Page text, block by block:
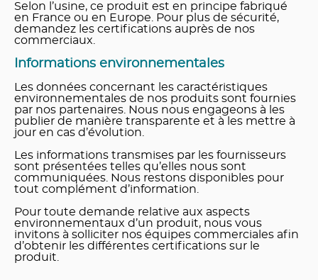
Selon l’usine, ce produit est en principe fabriqué
en France ou en Europe. Pour plus de sécurité,
demandez les certifications auprès de nos
commerciaux.
Informations environnementales
Les données concernant les caractéristiques
environnementales de nos produits sont fournies
par nos partenaires. Nous nous engageons à les
publier de manière transparente et à les mettre à
jour en cas d’évolution.
Les informations transmises par les fournisseurs
sont présentées telles qu’elles nous sont
communiquées. Nous restons disponibles pour
tout complément d’information.
Pour toute demande relative aux aspects
environnementaux d’un produit, nous vous
invitons à solliciter nos équipes commerciales afin
d’obtenir les différentes certifications sur le
produit.